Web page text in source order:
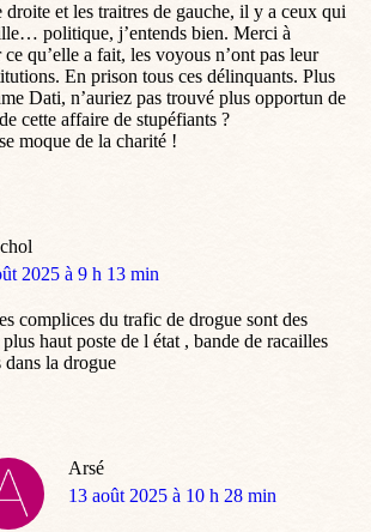
droite et les traitres de gauche, il y a ceux qui
politique, j’entends bien. Merci à
qu’elle a fait, les voyous n’ont pas leur
En prison tous ces délinquants. Plus
Dati, n’auriez pas trouvé plus opportun de
cette affaire de stupéfiants ?
moque de la charité !
2025 à 9 h 13 min
complices du trafic de drogue sont des
haut poste de l état , bande de racailles
dans la drogue
Arsé
dit
13 août 2025 à 10 h 28 min